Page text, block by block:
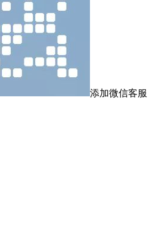
添加微信客服